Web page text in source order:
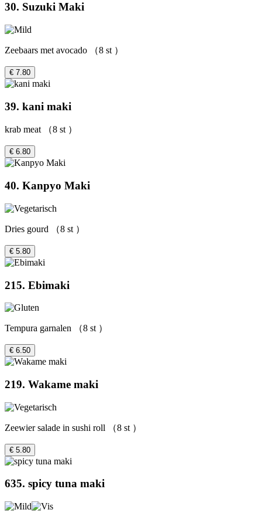
30. Suzuki Maki
Zeebaars met avocado （8 st ）
€ 7.80
39. kani maki
krab meat （8 st ）
€ 6.80
40. Kanpyo Maki
Dries gourd （8 st ）
€ 5.80
215. Ebimaki
Tempura garnalen （8 st ）
€ 6.50
219. Wakame maki
Zeewier salade in sushi roll （8 st ）
€ 5.80
635. spicy tuna maki